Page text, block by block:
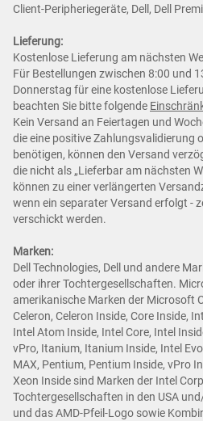
Client-Peripheriegeräte, Dell, Dell
Lieferung:
Kostenlose Lieferung am nächsten
Für Bestellungen zwischen 8:00 und
Donnerstag für eine kostenlose
beachten Sie bitte folgende
Kein Versand an Feiertagen und
die eine positive Zahlungsvalidierung
benötigen, können den Versand
die nicht als „Lieferbar am nächsten
können zu einer verlängerten
wenn ein separater Versand erfolgt -
verschickt werden.
Marken:
Dell Technologies, Dell und andere
oder ihrer Tochtergesellschaften.
amerikanische Marken der Microsoft
Celeron, Celeron Inside, Core Inside,
Intel Atom Inside, Intel Core, Intel
vPro, Itanium, Itanium Inside, Intel
MAX, Pentium, Pentium Inside, vPro
Xeon Inside sind Marken der Intel
Tochtergesellschaften in den USA
und das AMD-Pfeil-Logo sowie